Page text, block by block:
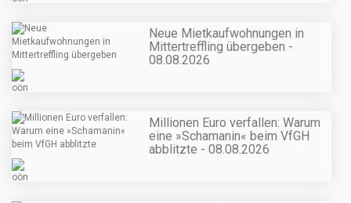
Neue Mietkaufwohnungen in
Mittertreffling übergeben -
08.08.2026
Millionen Euro verfallen: Warum
eine »Schamanin« beim VfGH
abblitzte - 08.08.2026